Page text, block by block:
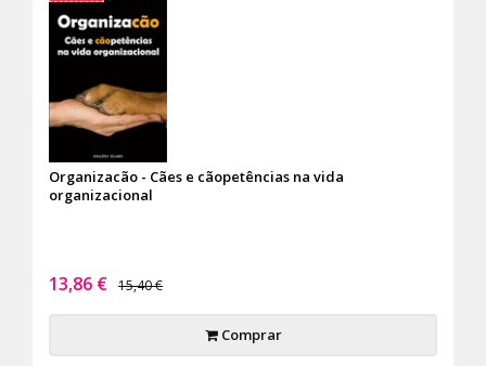
Organizacão - Cães e cãopetências na vida
organizacional
13,86 € 15,40 €
Comprar